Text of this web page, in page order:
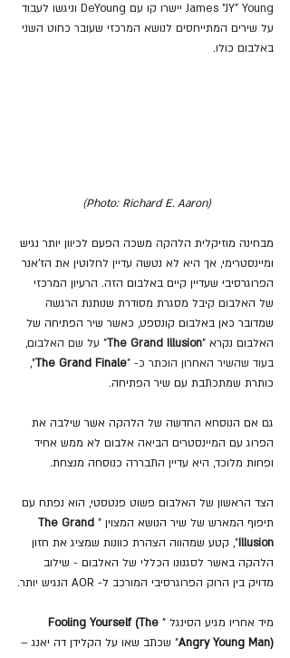
James "JY" Young
יישרו קו עם DeYoung וניגשו לעבוד
על שירים המתייחסים לנושא המרכזי שעובר כחוט השני
באלבום כולו.
(Photo: Richard E. Aaron)
מבחינה מוזיקלית הלהקה משכה הפעם לכיוון יותר נגיש
ומיינסטרימי, אך היא לא נטשה עדיין לחלוטין את הז'אנר
הפרוגרסיבי שעדיין קיים באלבום הזה. הרעיון המרכזי
של האלבום קיבל מסגרת מסודרת שנותנת הרגשה
שמדובר כאן באלבום קונספט, כאשר שיר הפתיחה של
האלבום נקרא "The Grand Illusion" על שם האלבום,
בעוד שהשיר האחרון הוכתר כ- "The Grand Finale
",
כותרת שמתכתבת עם שיר הפתיחה.
גם אם הנוסחא החדשה של הלהקה אשר שילבה את
הפרוג עם המיינסטרים הביאה אלבום לא ממש אחיד
ופחות מלוכד, היא עדיין התבררה כנוסחה מנצחת.
הצד הראשון של האלבום פשוט פנטסטי, הוא נפתח עם
תיפוף המארש של שיר הנושא המצוין " The Grand
Illusion
", קטע שמהווה הצהרת כוונות שמציג את חזון
הלהקה באשר לסגנונו הכללי של האלבום - שילוב
מדויק בין הרוק הפרוגרסיבי המורכב ל- AOR הנגיש יותר.
מיד אחריו מגיע הסינגל " Fooling Yourself (The
Angry Young Man)" שכתב שאו על הקלידן דה יאנג –